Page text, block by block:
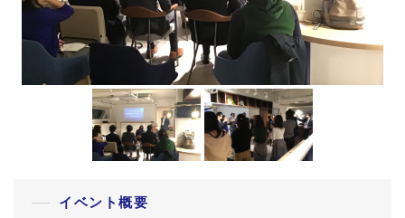
イベント概要